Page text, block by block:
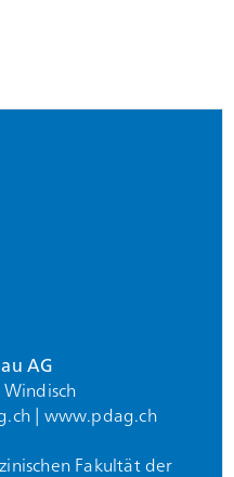
AG
Windisch
www.pdag.ch
Fakultät der